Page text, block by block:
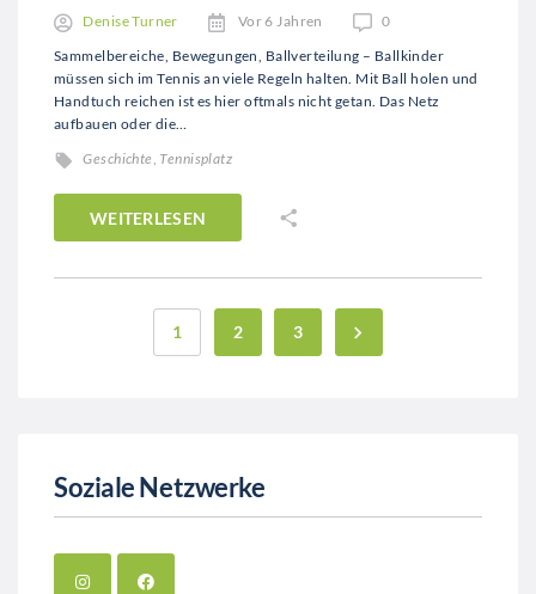
Denise Turner Vor 6 Jahren
0
Sammelbereiche, Bewegungen, Ballverteilung – Ballkinder
müssen sich im Tennis an viele Regeln halten. Mit Ball holen und
Handtuch reichen ist es hier oftmals nicht getan. Das Netz
aufbauen oder die…
Geschichte, Tennisplatz
WEITERLESEN
1 2 3
Soziale Netzwerke